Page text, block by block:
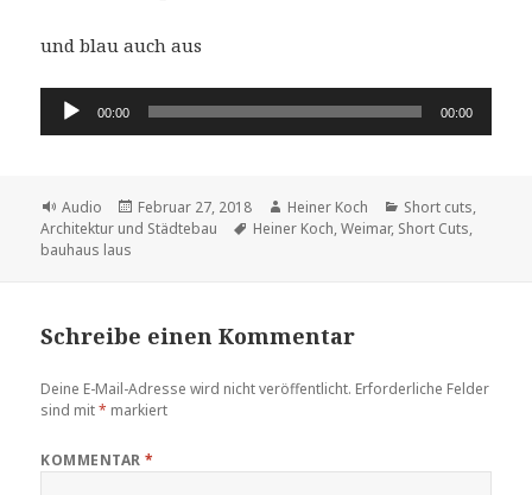
und blau auch aus
Audio-
Player
00:00 00:00
Format
Audio
Veröffentlicht
am
Februar 27, 2018 Autor
Heiner Koch Kategorien
Short cuts,
Architektur und Städtebau
Schlagwörter
Heiner Koch,Weimar, Short Cuts,
bauhaus laus
Schreibe einen Kommentar
Deine E-Mail-Adresse wird nicht veröffentlicht. Erforderliche Felder
sind mit* markiert
KOMMENTAR*